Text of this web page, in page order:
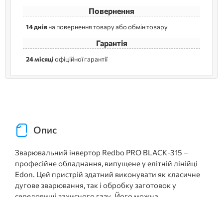
Повернення
14 днівна повернення товару або обмін товару
Гарантія
24 місяціофіційної гарантії
Опис
Зварювальний інвертор Redbo PRO BLACK-315 –
професійне обладнання, випущене у елітній лінійці
Edon. Цей пристрій здатний виконувати як класичне
дугове зварювання, так і обробку заготовок у